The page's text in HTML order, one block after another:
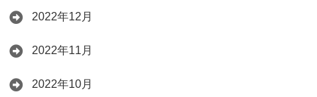
2022年12月
2022年11月
2022年10月